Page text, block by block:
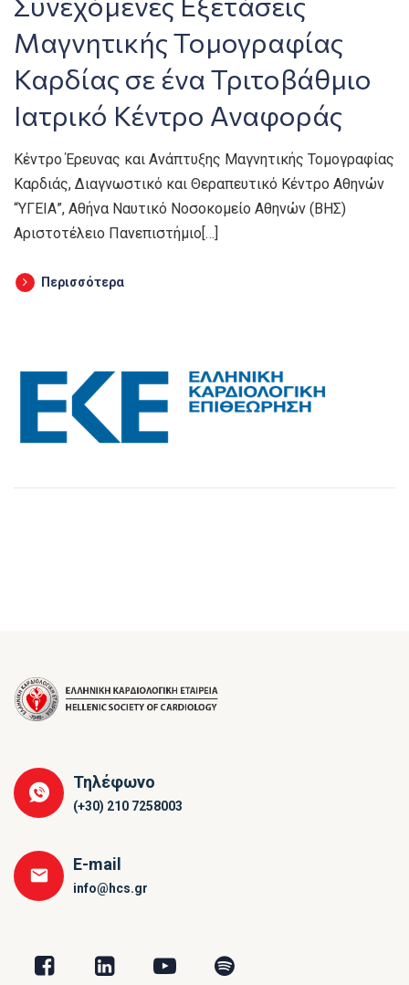
Μαγνητικής Τομογραφίας
Καρδίας σε ένα Τριτοβάθμιο
Ιατρικό Κέντρο Αναφοράς
Κέντρο Έρευνας και Ανάπτυξης Μαγνητικής Τομογραφίας
Καρδιάς, Διαγνωστικό και Θεραπευτικό Κέντρο Αθηνών
“ΥΓΕΙΑ”, Αθήνα Ναυτικό Νοσοκομείο Αθηνών (ΒΗΣ)
Αριστοτέλειο Πανεπιστήμιο[…]
Περισσότερα
Τηλέφωνο
(+30) 210 7258003
E-mail
info@hcs.gr